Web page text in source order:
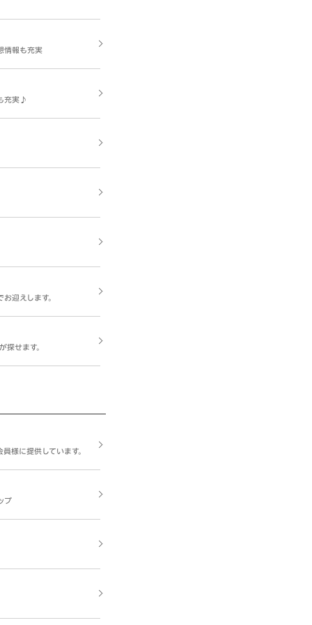
情報も充実
充実♪
迎えします。
探せます。
様に提供しています。
プ